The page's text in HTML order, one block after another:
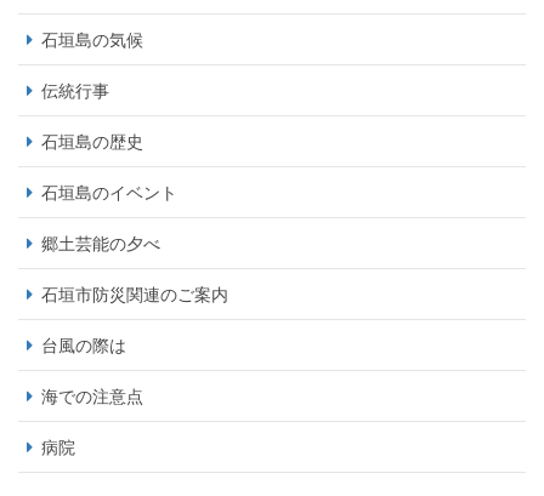
石垣島の気候
伝統行事
石垣島の歴史
石垣島のイベント
郷土芸能の夕べ
石垣市防災関連のご案内
台風の際は
海での注意点
病院